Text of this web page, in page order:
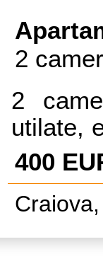
2
2
utilate,
AC.
400